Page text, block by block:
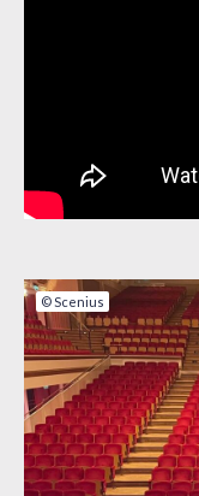
© Scenius